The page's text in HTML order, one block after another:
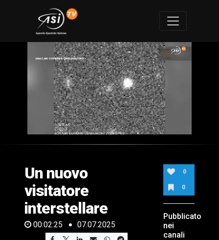
of
25
seconds
Un nuovo
visitatore
interstellare
00:02:25 07.07.2025
0
0
Pubblicato
nei
canali